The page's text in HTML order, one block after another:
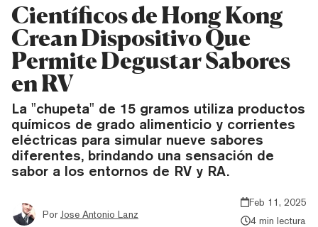
Científicos de Hong Kong
Crean Dispositivo Que
Permite Degustar Sabores
en RV
La "chupeta" de 15 gramos utiliza productos
químicos de grado alimenticio y corrientes
eléctricas para simular nueve sabores
diferentes, brindando una sensación de
sabor a los entornos de RV y RA.
Por Jose Antonio Lanz
Feb 11, 2025
4 min lectura